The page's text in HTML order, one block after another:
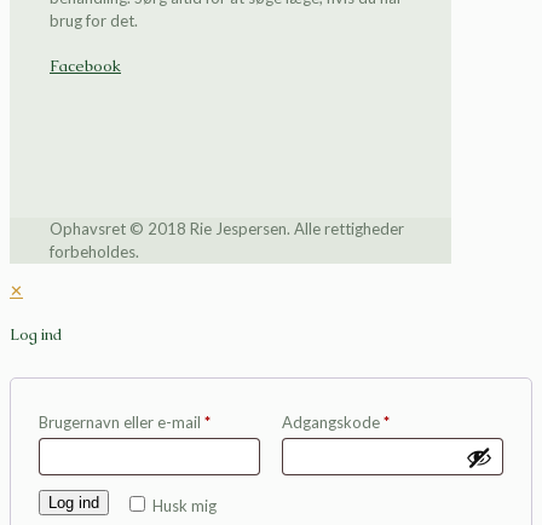
brug for det.
Facebook
Ophavsret © 2018 Rie Jespersen. Alle rettigheder
forbeholdes.
✕
Log ind
Brugernavn eller e-mail * Adgangskode*
Husk mig
Log ind